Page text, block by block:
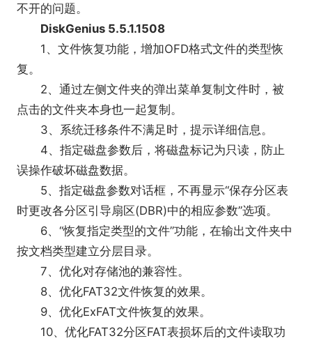
不开的问题。
DiskGenius 5.5.1.1508
1、文件恢复功能，增加OFD格式文件的类型恢
复。
2、通过左侧文件夹的弹出菜单复制文件时，被
点击的文件夹本身也一起复制。
3、系统迁移条件不满足时，提示详细信息。
4、指定磁盘参数后，将磁盘标记为只读，防止
误操作破坏磁盘数据。
5、指定磁盘参数对话框，不再显示“保存分区表
时更改各分区引导扇区(DBR)中的相应参数”选项。
6、“恢复指定类型的文件”功能，在输出文件夹中
按文档类型建立分层目录。
7、优化对存储池的兼容性。
8、优化FAT32文件恢复的效果。
9、优化ExFAT文件恢复的效果。
10、优化FAT32分区FAT表损坏后的文件读取功